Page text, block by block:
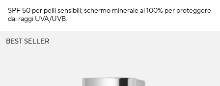
Cura del contorno occhi e labbra
Pelle miscelata
Ideal Resource
SPF 50 per pelli sensibili; schermo minerale al 100% per proteggere
dai raggi UVA/UVB.
BEST SELLER